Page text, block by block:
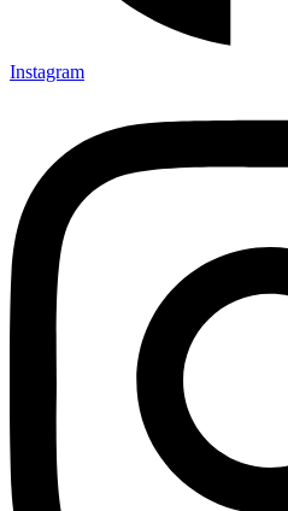
Instagram